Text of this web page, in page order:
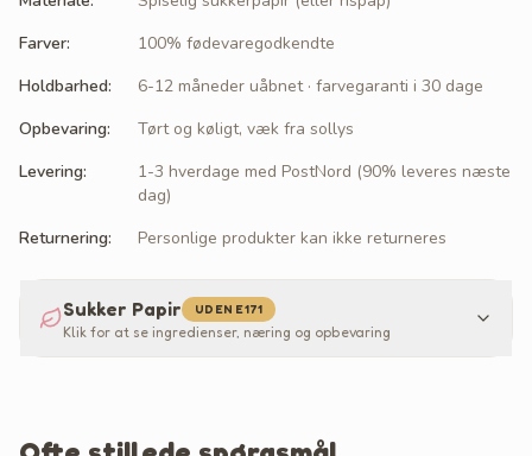
Farver:
100% fødevaregodkendte
Holdbarhed:
6-12 måneder uåbnet · farvegaranti i 30 dage
Opbevaring:
Tørt og køligt, væk fra sollys
Levering:
1-3 hverdage med PostNord (90% leveres næste
dag)
Returnering: Personlige produkter kan ikke returneres
Sukker Papir UDEN E171
Klik for at se ingredienser, næring og opbevaring